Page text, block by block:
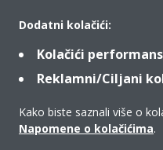
Rješenja
Kontakt
Dodatni kolačići:
Kolačići
Reklamni/Ciljani
Kako biste saznali više o
Napomene o kolačićima.